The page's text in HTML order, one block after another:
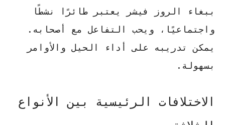
ببغاء الروز فيشر
يعتبر طائرًا نشطًا
واجتماعيًا، ويحب التفاعل مع أصحابه.
يمكن تدريبه على أداء الحيل والأوامر
بسهولة .
الاختلافات الرئيسية بين الأنواع